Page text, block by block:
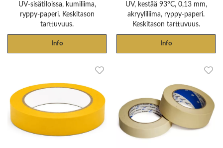
UV-sisätiloissa, kumiliima,
ryppy-paperi. Keskitason
tarttuvuus.
Info
UV, kestää 93°C, 0,13 mm,
akryyliliima, ryppy-paperi.
Keskitason tarttuvuus.
Info